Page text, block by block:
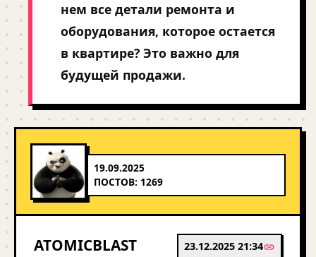
нем все детали ремонта и
оборудования, которое остается
в квартире? Это важно для
будущей продажи.
19.09.2025
ПОСТОВ: 1269
ATOMICBLAST 23.12.2025 21:34